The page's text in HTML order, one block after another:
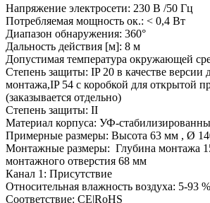
Напряжение электросети: 230 В /50 Гц
Потребляемая мощность ок.: < 0,4 Вт
Диапазон обнаружения: 360°
Дальность действия [м]: 8 м
Допустимая температура окружающей
Степень защиты: IP 20 в качестве версии
монтажа,IP 54 с коробкой для открытой
(заказывается отдельно)
Степень защиты: II
Материал корпуса: УФ-
Примерные размеры: Высота 63 мм , Ø
Монтажные размеры: Глубина монтажа
монтажного отверстия 68 мм
Канал 1: Присутствие
Относительная влажность воздуха: 5-93
Соответствие: CE|RoHS